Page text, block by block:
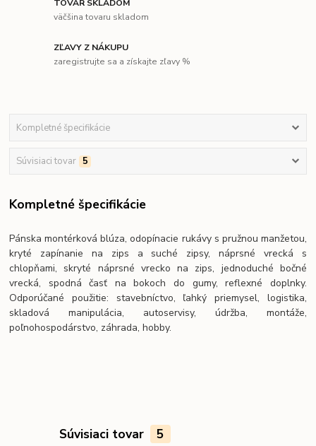
TOVAR SKLADOM
väčšina tovaru skladom
ZĽAVY Z NÁKUPU
zaregistrujte sa a získajte zľavy %
Kompletné špecifikácie
Súvisiaci tovar 5
Kompletné špecifikácie
Pánska montérková blúza, odopínacie rukávy s pružnou manžetou,
kryté zapínanie na zips a suché zipsy, náprsné vrecká s
chlopňami, skryté náprsné vrecko na zips, jednoduché bočné
vrecká, spodná časť na bokoch do gumy, reflexné doplnky.
Odporúčané použitie: stavebníctvo, ľahký priemysel, logistika,
skladová manipulácia, autoservisy, údržba, montáže,
poľnohospodárstvo, záhrada, hobby.
Súvisiaci tovar 5